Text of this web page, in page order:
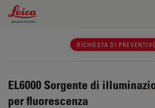
Leica Microsystems Logo
RICHIESTA DI
EL6000 Sorgente di
per fluorescenza